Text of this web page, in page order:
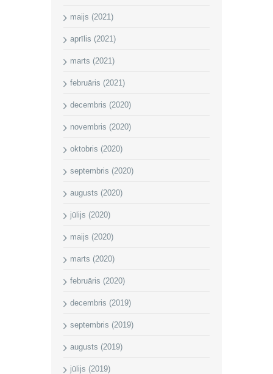
maijs (2021)
aprīlis (2021)
marts (2021)
februāris (2021)
decembris (2020)
novembris (2020)
oktobris (2020)
septembris (2020)
augusts (2020)
jūlijs (2020)
maijs (2020)
marts (2020)
februāris (2020)
decembris (2019)
septembris (2019)
augusts (2019)
jūlijs (2019)